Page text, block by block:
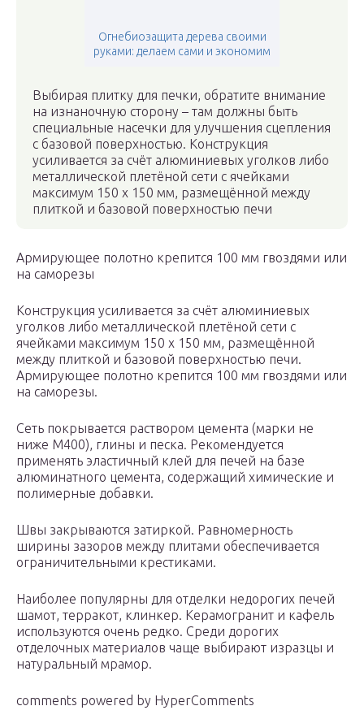
Огнебиозащита дерева своими
руками: делаем сами и экономим
Выбирая плитку для печки, обратите внимание
на изнаночную сторону – там должны быть
специальные насечки для улучшения сцепления
с базовой поверхностью. Конструкция
усиливается за счёт алюминиевых уголков либо
металлической плетёной сети с ячейками
максимум 150 х 150 мм, размещённой между
плиткой и базовой поверхностью печи
Армирующее полотно крепится 100 мм гвоздями или
на саморезы
Конструкция усиливается за счёт алюминиевых
уголков либо металлической плетёной сети с
ячейками максимум 150 х 150 мм, размещённой
между плиткой и базовой поверхностью печи.
Армирующее полотно крепится 100 мм гвоздями или
на саморезы.
Сеть покрывается раствором цемента (марки не
ниже М400), глины и песка. Рекомендуется
применять эластичный клей для печей на базе
алюминатного цемента, содержащий химические и
полимерные добавки.
Швы закрываются затиркой. Равномерность
ширины зазоров между плитами обеспечивается
ограничительными крестиками.
Наиболее популярны для отделки недорогих печей
шамот, терракот, клинкер. Керамогранит и кафель
используются очень редко. Среди дорогих
отделочных материалов чаще выбирают изразцы и
натуральный мрамор.
comments powered by HyperComments